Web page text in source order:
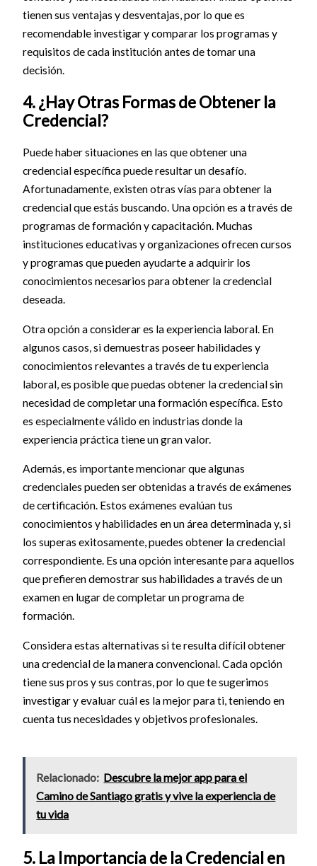
tienen sus ventajas y desventajas, por lo que es
recomendable investigar y comparar los programas y
requisitos de cada institución antes de tomar una
decisión.
4. ¿Hay Otras Formas de Obtener la
Credencial?
Puede haber situaciones en las que obtener una
credencial específica puede resultar un desafío.
Afortunadamente, existen otras vías para obtener la
credencial que estás buscando. Una opción es a través de
programas de formación y capacitación. Muchas
instituciones educativas y organizaciones ofrecen cursos
y programas que pueden ayudarte a adquirir los
conocimientos necesarios para obtener la credencial
deseada.
Otra opción a considerar es la experiencia laboral. En
algunos casos, si demuestras poseer habilidades y
conocimientos relevantes a través de tu experiencia
laboral, es posible que puedas obtener la credencial sin
necesidad de completar una formación específica. Esto
es especialmente válido en industrias donde la
experiencia práctica tiene un gran valor.
Además, es importante mencionar que algunas
credenciales pueden ser obtenidas a través de exámenes
de certificación. Estos exámenes evalúan tus
conocimientos y habilidades en un área determinada y, si
los superas exitosamente, puedes obtener la credencial
correspondiente. Es una opción interesante para aquellos
que prefieren demostrar sus habilidades a través de un
examen en lugar de completar un programa de
formación.
Considera estas alternativas si te resulta difícil obtener
una credencial de la manera convencional. Cada opción
tiene sus pros y sus contras, por lo que te sugerimos
investigar y evaluar cuál es la mejor para ti, teniendo en
cuenta tus necesidades y objetivos profesionales.
Relacionado: Descubre la mejor app para el
Camino de Santiago gratis y vive la experiencia de
tu vida
5. La Importancia de la Credencial en